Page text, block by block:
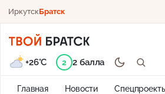
ИркутскБратск
Главная Новости
+26°C 2 2 балла